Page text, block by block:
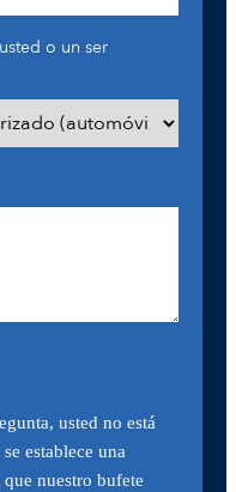
o un ser
usted no está
establece una
nuestro bufete